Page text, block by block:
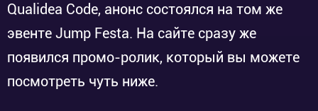
Qualidea Code, анонс состоялся на том же
эвенте Jump Festa. На сайте сразу же
появился промо-ролик, который вы можете
посмотреть чуть ниже.